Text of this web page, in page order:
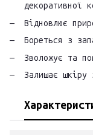
декоративної
Відновлює
Бореться з
Зволожує та
Залишає шкіру